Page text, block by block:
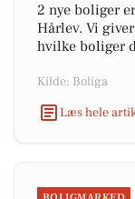
2 nye boliger
Hårlev. Vi
hvilke boliger
Kilde: Boliga
Læs hele